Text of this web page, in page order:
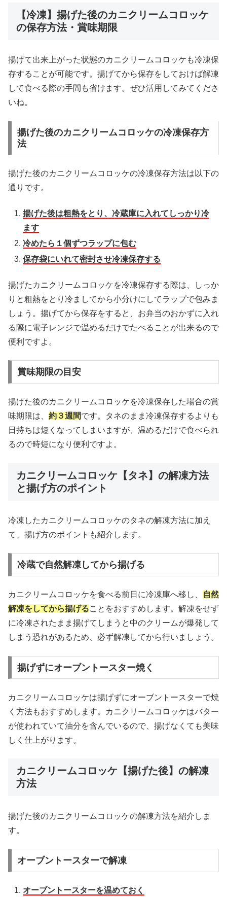
【冷凍】揚げた後のカニクリームコロッケ
の保存方法・賞味期限
揚げて出来上がった状態のカニクリームコロッケも冷凍保
存することが可能です。揚げてから保存をしておけば解凍
して食べる際の手間も省けます。ぜひ活用してみてくださ
いね。
揚げた後のカニクリームコロッケの冷凍保存方
法
揚げた後のカニクリームコロッケの冷凍保存方法は以下の
通りです。
揚げた後は粗熱をとり、冷蔵庫に入れてしっかり冷
ます
冷めたら１個ずつラップに包む
保存袋にいれて密封させ冷凍保存する
揚げたカニクリームコロッケを冷凍保存する際は、しっか
りと粗熱をとり冷ましてから小分けにしてラップで包みま
しょう。揚げてから保存をすると、お弁当のおかずに入れ
る際に電子レンジで温めるだけでたべることが出来るので
便利ですよ。
賞味期限の目安
揚げた後のカニクリームコロッケを冷凍保存した場合の賞
味期限は、 約３週間です。タネのまま冷凍保存するよりも
日持ちは短くなってしまいますが、温めるだけで食べられ
るので時短になり便利ですよ。
カニクリームコロッケ【タネ】の解凍方法
と揚げ方のポイント
冷凍したカニクリームコロッケのタネの解凍方法に加え
て、揚げ方のポイントも紹介します。
冷蔵で自然解凍してから揚げる
カニクリームコロッケを食べる前日に冷凍庫へ移し、
自然
解凍をしてから揚げることをおすすめします。解凍をせず
に冷凍されたまま揚げてしまうと中のクリームが爆発して
しまう恐れがあるため、必ず解凍してから行いましょう。
揚げずにオーブントースター焼く
カニクリームコロッケは揚げずにオーブントースターで焼
く方法もおすすめします。カニクリームコロッケはバター
が使われていて油分を含んでいるので、揚げなくても美味
しく仕上がります。
カニクリームコロッケ【揚げた後】の解凍
方法
揚げた後のカニクリームコロッケの解凍方法を紹介しま
す。
オーブントースターで解凍
オーブントースターを温めておく